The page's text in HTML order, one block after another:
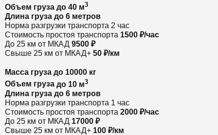
Объем груза до 40 м3
Длина груза до 6 метров
Норма разгрузки транспорта 2 час
Стоимость простоя транспорта 1500 ₽/час
До 25 км от МКАД 9500 ₽
Свыше 25 км от МКАД+ 50 ₽/км
Масса груза до 10000 кг
Объем груза до 10 м3
Длина груза до 6 метров
Норма разгрузки транспорта 1 час
Стоимость простоя транспорта 2000 ₽/час
До 25 км от МКАД 17000 ₽
Свыше 25 км от МКАД+ 100 ₽/км